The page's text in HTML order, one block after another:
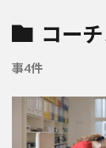
コー
事4件